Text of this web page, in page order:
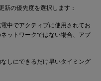
新の優先度を選択します：
中でアクティブに使用されてお
ットワークではない場合、アプ
しにできるだけ早いタイミング